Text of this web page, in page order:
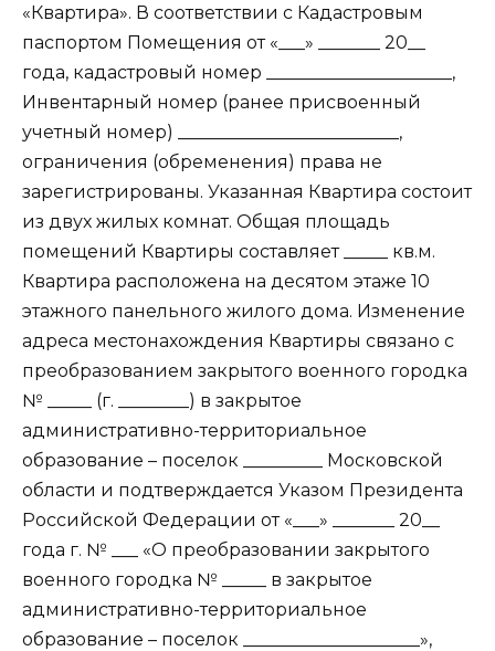
«Квартира». В соответствии с Кадастровым
паспортом Помещения от «___» _______ 20__
года, кадастровый номер _____________________,
Инвентарный номер (ранее присвоенный
учетный номер) _________________________,
ограничения (обременения) права не
зарегистрированы. Указанная Квартира состоит
из двух жилых комнат. Общая площадь
помещений Квартиры составляет _____ кв.м.
Квартира расположена на десятом этаже 10
этажного панельного жилого дома. Изменение
адреса местонахождения Квартиры связано с
преобразованием закрытого военного городка
№ _____ (г. ________) в закрытое
административно-территориальное
образование – поселок _________ Московской
области и подтверждается Указом Президента
Российской Федерации от «___» _______ 20__
года г. № ___ «О преобразовании закрытого
военного городка № _____ в закрытое
административно-территориальное
образование – поселок ____________________»,